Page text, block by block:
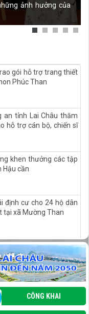
ảnh hưởng của
gói hỗ trợ trang thiết
Phúc Than
an tỉnh Lai Châu thăm
hỗ trợ cán bộ, chiến sĩ
khen thưởng các tập
Hậu cần
định cư cho 24 hộ dân
tại xã Mường Than
DỊCH NGÂN HÀNG
THÁNG 7/2026
CÔNG KHAI